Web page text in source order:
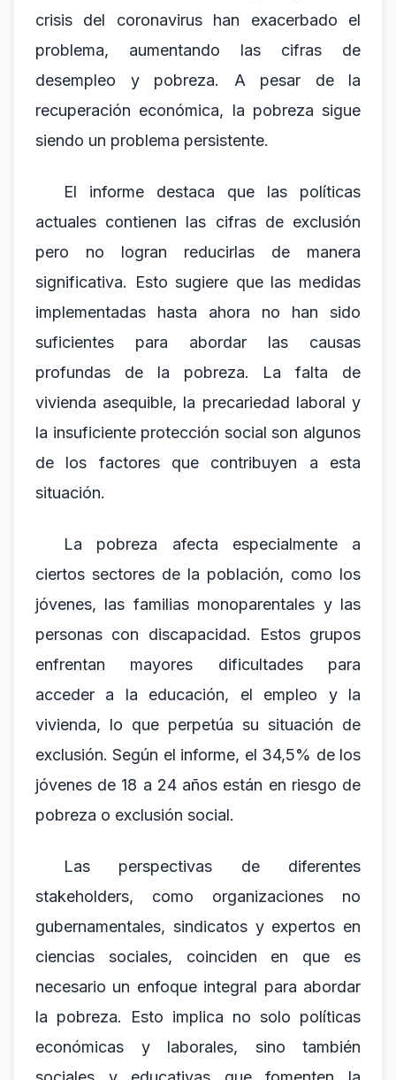
crisis del coronavirus han exacerbado el
problema, aumentando las cifras de
desempleo y pobreza. A pesar de la
recuperación económica, la pobreza sigue
siendo un problema persistente.
El informe destaca que las políticas
actuales contienen las cifras de exclusión
pero no logran reducirlas de manera
significativa. Esto sugiere que las medidas
implementadas hasta ahora no han sido
suficientes para abordar las causas
profundas de la pobreza. La falta de
vivienda asequible, la precariedad laboral y
la insuficiente protección social son algunos
de los factores que contribuyen a esta
situación.
La pobreza afecta especialmente a
ciertos sectores de la población, como los
jóvenes, las familias monoparentales y las
personas con discapacidad. Estos grupos
enfrentan mayores dificultades para
acceder a la educación, el empleo y la
vivienda, lo que perpetúa su situación de
exclusión. Según el informe, el 34,5% de los
jóvenes de 18 a 24 años están en riesgo de
pobreza o exclusión social.
Las perspectivas de diferentes
stakeholders, como organizaciones no
gubernamentales, sindicatos y expertos en
ciencias sociales, coinciden en que es
necesario un enfoque integral para abordar
la pobreza. Esto implica no solo políticas
económicas y laborales, sino también